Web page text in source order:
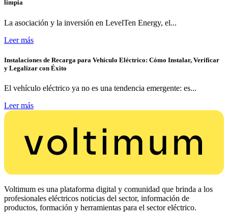
limpia
La asociación y la inversión en LevelTen Energy, el...
Leer más
Instalaciones de Recarga para Vehículo Eléctrico: Cómo Instalar, Verificar
y Legalizar con Éxito
El vehículo eléctrico ya no es una tendencia emergente: es...
Leer más
Voltimum es una plataforma digital y comunidad que brinda a los
profesionales eléctricos noticias del sector, información de
productos, formación y herramientas para el sector eléctrico.